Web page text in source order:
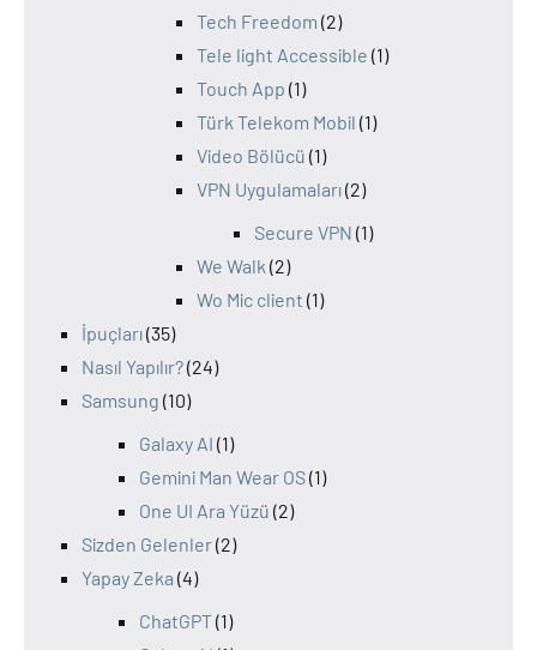
Tech Freedom (2)
Tele light Accessible (1)
Touch App (1)
Türk Telekom Mobil (1)
Video Bölücü (1)
VPN Uygulamaları(2)
Secure VPN (1)
We Walk (2)
Wo Mic client (1)
İpuçları(35)
Nasıl Yapılır?(24)
Samsung (10)
Galaxy AI (1)
Gemini Man Wear OS(1)
One UI Ara Yüzü (2)
Sizden Gelenler(2)
Yapay Zeka (4)
ChatGPT(1)